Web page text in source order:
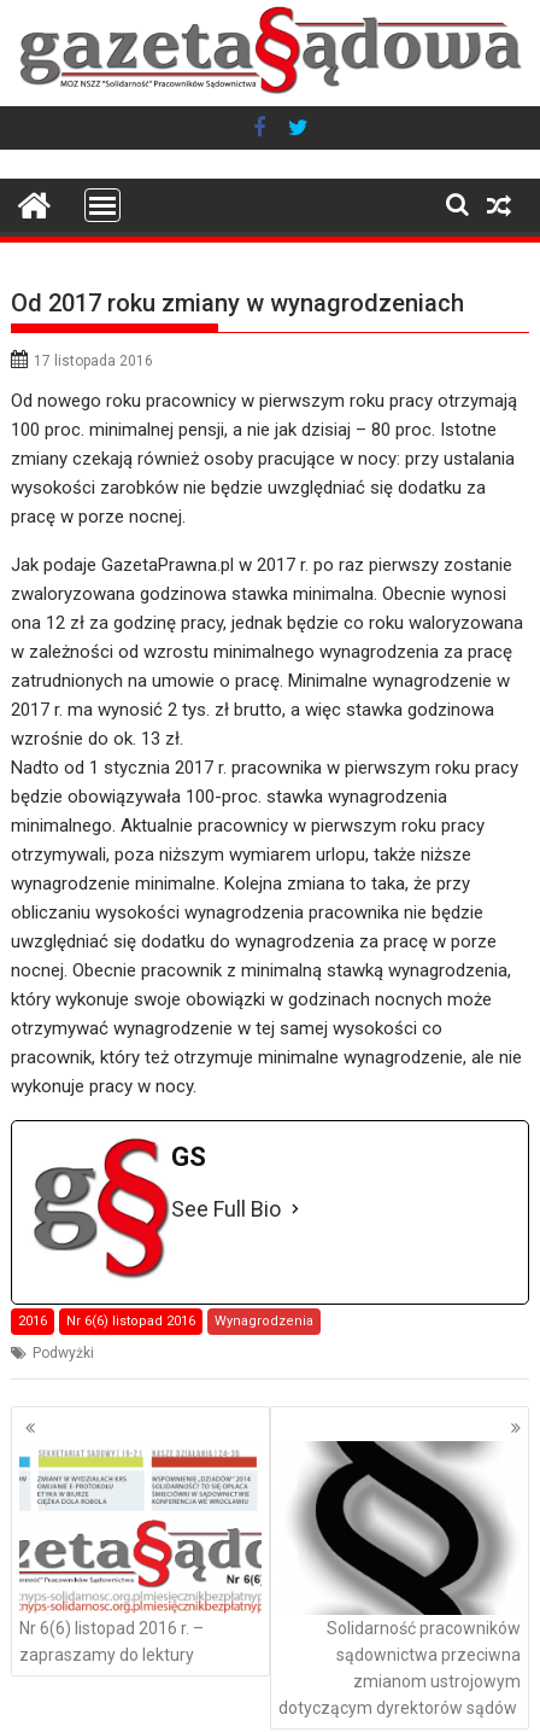
content
Od 2017 roku zmiany w wynagrodzeniach
17 listopada 2016
Od nowego roku pracownicy w pierwszym roku pracy otrzymają
100 proc. minimalnej pensji, a nie jak dzisiaj – 80 proc. Istotne
zmiany czekają również osoby pracujące w nocy: przy ustalania
wysokości zarobków nie będzie uwzględniać się dodatku za
pracę w porze nocnej.
Jak podaje GazetaPrawna.pl w 2017 r. po raz pierwszy zostanie
zwaloryzowana godzinowa stawka minimalna. Obecnie wynosi
ona 12 zł za godzinę pracy, jednak będzie co roku waloryzowana
w zależności od wzrostu minimalnego wynagrodzenia za pracę
zatrudnionych na umowie o pracę. Minimalne wynagrodzenie w
2017 r. ma wynosić 2 tys. zł brutto, a więc stawka godzinowa
wzrośnie do ok. 13 zł.
Nadto od 1 stycznia 2017 r. pracownika w pierwszym roku pracy
będzie obowiązywała 100-proc. stawka wynagrodzenia
minimalnego. Aktualnie pracownicy w pierwszym roku pracy
otrzymywali, poza niższym wymiarem urlopu, także niższe
wynagrodzenie minimalne. Kolejna zmiana to taka, że przy
obliczaniu wysokości wynagrodzenia pracownika nie będzie
uwzględniać się dodatku do wynagrodzenia za pracę w porze
nocnej. Obecnie pracownik z minimalną stawką wynagrodzenia,
który wykonuje swoje obowiązki w godzinach nocnych może
otrzymywać wynagrodzenie w tej samej wysokości co
pracownik, który też otrzymuje minimalne wynagrodzenie, ale nie
wykonuje pracy w nocy.
GS
See Full Bio
2016 Nr 6(6) listopad 2016 Wynagrodzenia
Podwyżki
Nawigacja
po
wpisach
Nr 6(6) listopad 2016 r. –
zapraszamy do lektury
Solidarność pracowników
sądownictwa przeciwna
zmianom ustrojowym
dotyczącym dyrektorów sądów